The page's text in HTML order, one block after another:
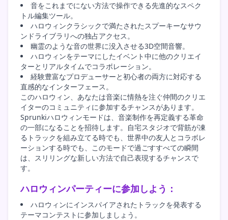
音をこれまでにない方法で操作できる先進的なスペク
トル編集ツール。
ハロウィンクラシックで満たされたスプーキーなサウ
ンドライブラリへの独占アクセス。
幽霊のような音の世界に没入させる3D空間音響。
ハロウィンをテーマにしたイベント中に他のクリエイ
ターとリアルタイムでコラボレーション。
経験豊富なプロデューサーと初心者の両方に対応する
直感的なインターフェース。
このハロウィン、あなたは音楽に情熱を注ぐ仲間のクリエ
イターのコミュニティに参加するチャンスがあります。
Sprunkiハロウィンモードは、音楽制作を再定義する革命
の一部になることを招待します。自宅スタジオで背筋が凍
るトラックを組み立てる時でも、世界中の友人とコラボレ
ーションする時でも、このモードで過ごすすべての瞬間
は、スリリングな新しい方法で自己表現するチャンスで
す。
ハロウィンパーティーに参加しよう：
ハロウィンにインスパイアされたトラックを発表する
テーマコンテストに参加しましょう。